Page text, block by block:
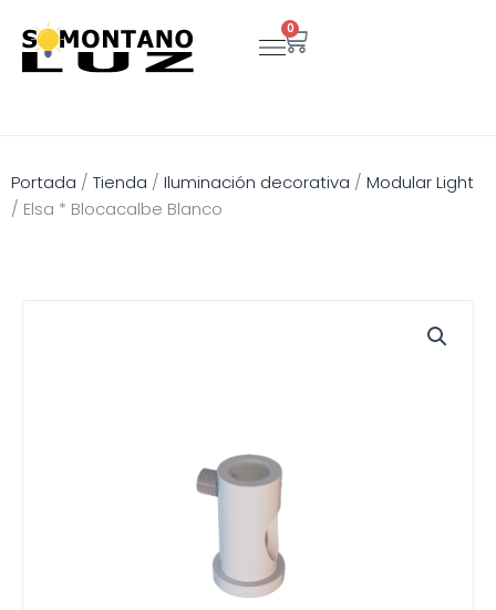
contenido
0
Carrito
Portada / Tienda / Iluminación decorativa / Modular Light
/ Elsa * Blocacalbe Blanco